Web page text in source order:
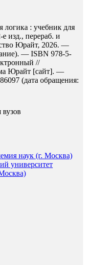
: учебник для
изд., перераб. и
Юрайт, 2026. —
— ISBN 978-5-
//
Юрайт [сайт]. —
(дата обращения:
наук (г. Москва)
университет